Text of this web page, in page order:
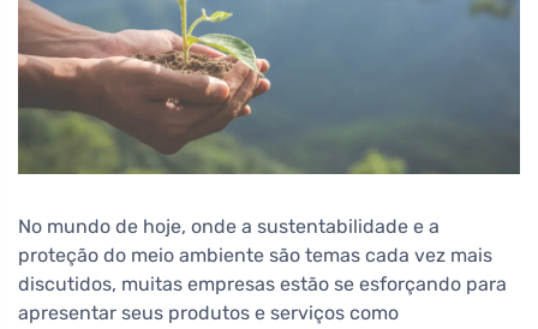
No mundo de hoje, onde a sustentabilidade e a
proteção do meio ambiente são temas cada vez mais
discutidos, muitas empresas estão se esforçando para
apresentar seus produtos e serviços como